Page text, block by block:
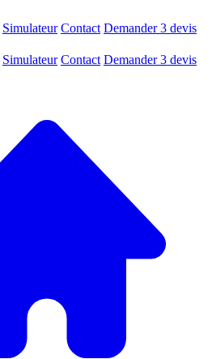
Simulateur Contact Demander 3 devis
Simulateur Contact Demander 3 devis